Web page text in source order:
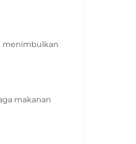
menimbulkan
makanan